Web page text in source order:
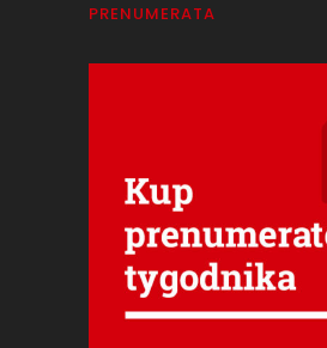
PRENUMERATA